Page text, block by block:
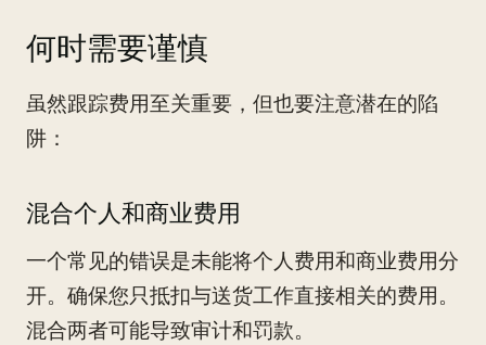
何时需要谨慎
虽然跟踪费用至关重要，但也要注意潜在的陷
阱：
混合个人和商业费用
一个常见的错误是未能将个人费用和商业费用分
开。确保您只抵扣与送货工作直接相关的费用。
混合两者可能导致审计和罚款。